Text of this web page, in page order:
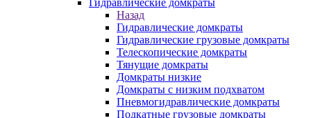
Гидравлические домкраты
Назад
Гидравлические домкраты
Гидравлические грузовые домкраты
Телескопические домкраты
Тянущие домкраты
Домкраты низкие
Домкраты с низким подхватом
Пневмогидравлические домкраты
Подкатные грузовые домкраты